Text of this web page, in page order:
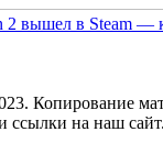
2 вышел в Steam —
Копирование
ссылки на наш